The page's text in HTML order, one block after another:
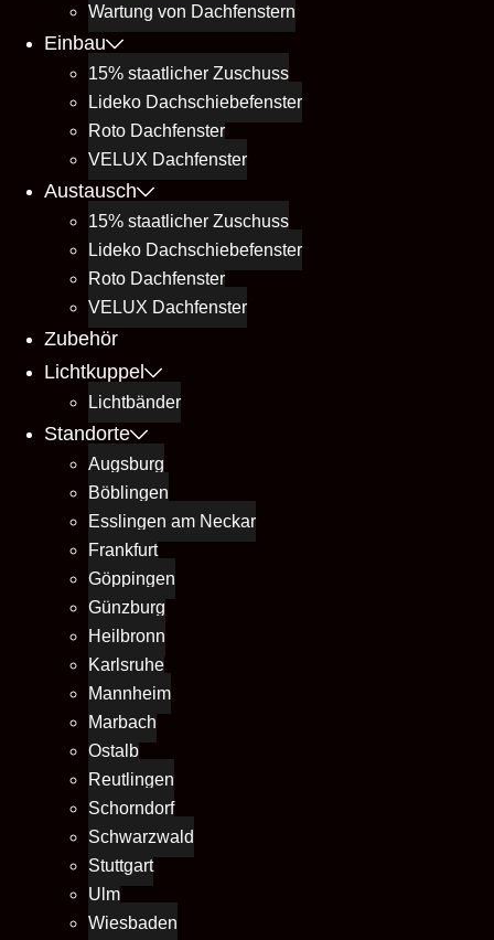
Wartung von Dachfenstern
Einbau
15% staatlicher Zuschuss
Lideko Dachschiebefenster
Roto Dachfenster
VELUX Dachfenster
Austausch
15% staatlicher Zuschuss
Lideko Dachschiebefenster
Roto Dachfenster
VELUX Dachfenster
Zubehör
Lichtkuppel
Lichtbänder
Standorte
Augsburg
Böblingen
Esslingen am Neckar
Frankfurt
Göppingen
Günzburg
Heilbronn
Karlsruhe
Mannheim
Marbach
Ostalb
Reutlingen
Schorndorf
Schwarzwald
Stuttgart
Ulm
Wiesbaden